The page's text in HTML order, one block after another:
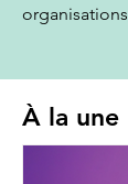
À la une